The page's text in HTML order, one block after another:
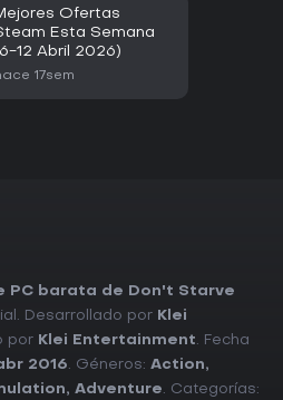
Ofertas
Esta Semana
12 Abril 2026)
17sem
PC barata de Don't Starve
Desarrollado por Klei
por Klei Entertainment. Fecha
2016. Géneros: Action,
, Adventure. Categorías: